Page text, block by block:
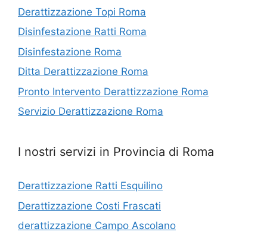
Derattizzazione Topi Roma
Disinfestazione Ratti Roma
Disinfestazione Roma
Ditta Derattizzazione Roma
Pronto Intervento Derattizzazione Roma
Servizio Derattizzazione Roma
I nostri servizi in Provincia di Roma
Derattizzazione Ratti Esquilino
Derattizzazione Costi Frascati
derattizzazione Campo Ascolano